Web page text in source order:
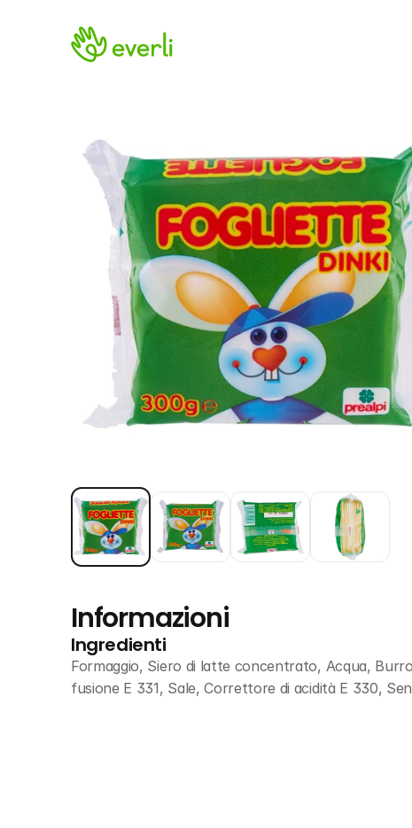
Informazioni
Ingredienti
Formaggio, Siero di latte concentrato, Acqua,
fusione E 331, Sale, Correttore di acidità E 330,